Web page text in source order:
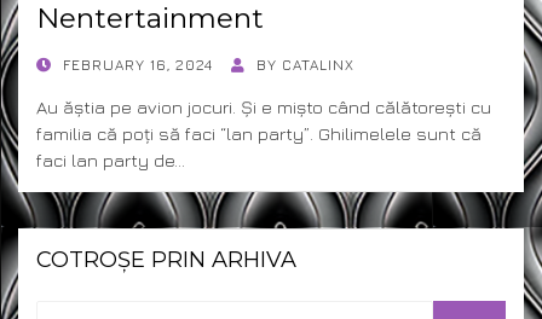
Nentertainment
POSTEDFEBRUARY 16, 2024 BY CATALINX
Au ăștia pe avion jocuri. Și e mișto când călătorești cu
familia că poți să faci “lan party”. Ghilimelele sunt că
faci lan party de…
COTROȘE PRIN ARHIVA